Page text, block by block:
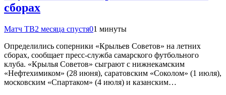
сборах
Матч ТВ2 месяца спустя01 минуты
Определились соперники «Крыльев Советов» на летних
сборах, сообщает пресс‑служба самарского футбольного
клуба. «Крылья Советов» сыграют с нижнекамским
«Нефтехимиком» (28 июня), саратовским «Соколом» (1 июля),
московским «Спартаком» (4 июля) и казанским…